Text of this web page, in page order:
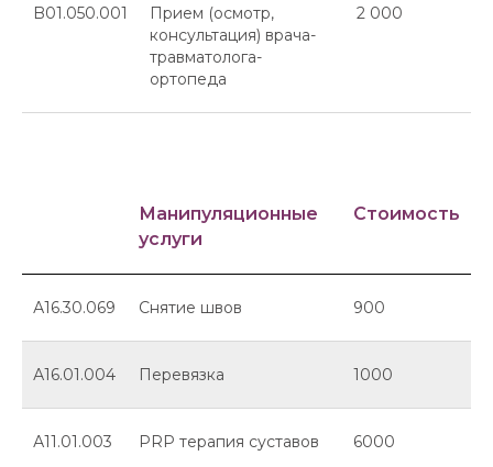
B01.050.001
Прием (осмотр,
консультация) врача-
травматолога-
ортопеда
2 000
Манипуляционные
услуги
Стоимость
А16.30.069 Снятие швов 900
А16.01.004 Перевязка 1000
А11.01.003 PRP терапия суставов 6000